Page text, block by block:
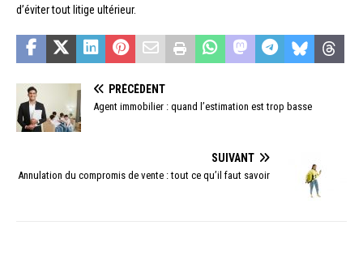
d’éviter tout litige ultérieur.
PRÉCÉDENT
Agent immobilier : quand l’estimation est trop basse
SUIVANT
Annulation du compromis de vente : tout ce qu’il faut savoir